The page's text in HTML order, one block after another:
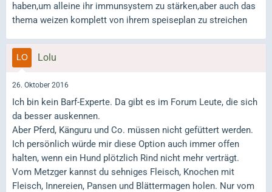
haben,um alleine ihr immunsystem zu stärken,aber auch das
thema weizen komplett von ihrem speiseplan zu streichen
Lolu
26. Oktober 2016
Ich bin kein Barf-Experte. Da gibt es im Forum Leute, die sich
da besser auskennen.
Aber Pferd, Känguru und Co. müssen nicht gefüttert werden.
Ich persönlich würde mir diese Option auch immer offen
halten, wenn ein Hund plötzlich Rind nicht mehr verträgt.
Vom Metzger kannst du sehniges Fleisch, Knochen mit
Fleisch, Innereien, Pansen und Blättermagen holen. Nur vom